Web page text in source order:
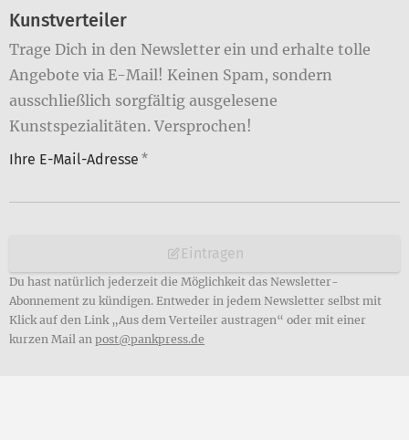
Kunstverteiler
Trage Dich in den Newsletter ein und erhalte tolle
Angebote via E-Mail! Keinen Spam, sondern
ausschließlich sorgfältig ausgelesene
Kunstspezialitäten. Versprochen!
Ihre E-Mail-Adresse *
Eintragen
Du hast natürlich jederzeit die Möglichkeit das Newsletter-
Abonnement zu kündigen. Entweder in jedem Newsletter selbst mit
Klick auf den Link „Aus dem Verteiler austragen“ oder mit einer
kurzen Mail an post@pankpress.de